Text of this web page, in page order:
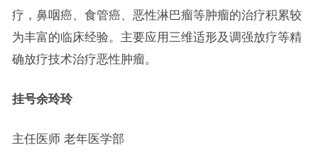
疗，鼻咽癌、食管癌、恶性淋巴瘤等肿瘤的治疗积累较
为丰富的临床经验。主要应用三维适形及调强放疗等精
确放疗技术治疗恶性肿瘤。
挂号余玲玲
主任医师 老年医学部